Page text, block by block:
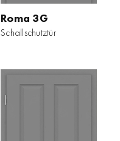
Roma 3G
Schallschutztür